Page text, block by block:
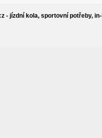
- jízdní kola, sportovní potřeby,